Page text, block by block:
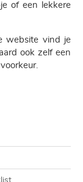
of een lekkere
website vind je
ook zelf een